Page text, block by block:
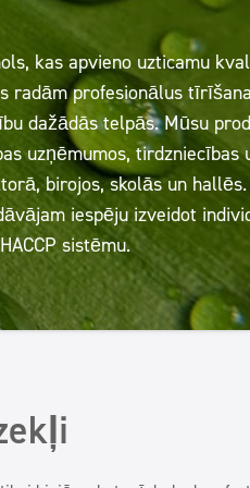
kas apvieno uzticamu
radām profesionālus
dažādās telpās. Mūsu
uzņēmumos, tirdzniecības
birojos, skolās un
iespēju izveidot
sistēmu.